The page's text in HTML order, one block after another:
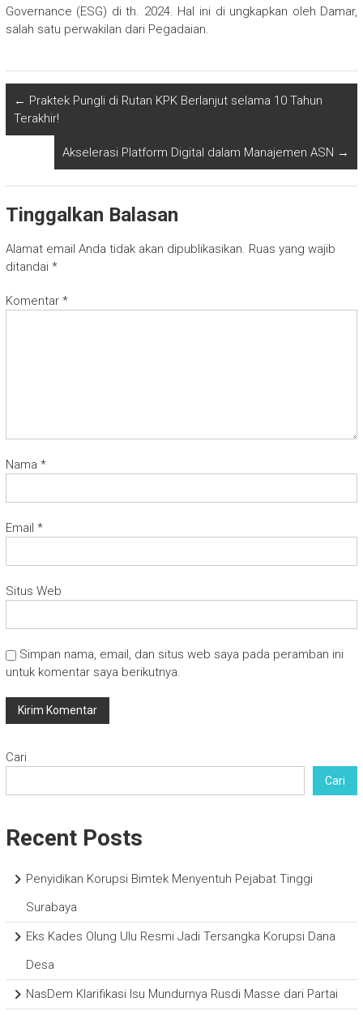
Governance (ESG) di th. 2024. Hal ini di ungkapkan oleh Damar,
salah satu perwakilan dari Pegadaian.
← Praktek Pungli di Rutan KPK Berlanjut selama 10 Tahun
Terakhir!
Akselerasi Platform Digital dalam Manajemen ASN →
Tinggalkan Balasan
Alamat email Anda tidak akan dipublikasikan. Ruas yang wajib
ditandai *
Komentar *
Nama *
Email *
Situs Web
Simpan nama, email, dan situs web saya pada peramban ini
untuk komentar saya berikutnya.
Cari
Cari
Recent Posts
Penyidikan Korupsi Bimtek Menyentuh Pejabat Tinggi
Surabaya
Eks Kades Olung Ulu Resmi Jadi Tersangka Korupsi Dana
Desa
NasDem Klarifikasi Isu Mundurnya Rusdi Masse dari Partai